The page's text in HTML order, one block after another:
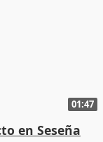
01:47
en Seseña